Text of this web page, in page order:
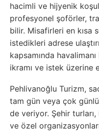
hacimli ve hijyenik
profesyonel şoförler,
bilir. Misafirleri en kısa
istedikleri adrese
kapsamında
ikramı ve istek üzerine
Pehlivanoğlu Turizm,
tam gün veya çok
de veriyor. Şehir
ve özel